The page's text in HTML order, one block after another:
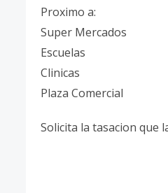
Proximo a:
Super Mercados
Escuelas
Clinicas
Plaza Comercial
Solicita la tasacion que